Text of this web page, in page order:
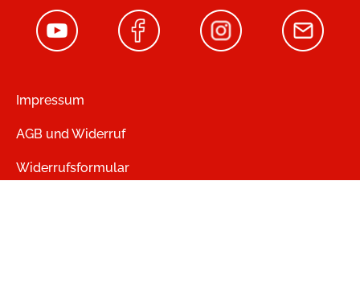
Impressum
AGB und Widerruf
Widerrufsformular